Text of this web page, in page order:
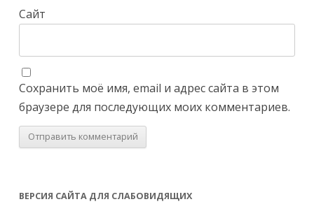
Сайт
Сохранить моё имя, email и адрес сайта в этом
браузере для последующих моих комментариев.
ВЕРСИЯ САЙТА ДЛЯ СЛАБОВИДЯЩИХ